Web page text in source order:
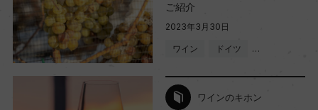
ご紹介
2023年3月30日
ワイン ドイツ …
ワインのキホン